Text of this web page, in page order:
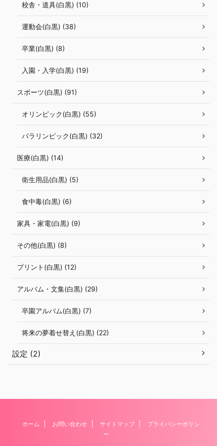
校舎・道具(白黒) (10)
運動会(白黒) (38)
卒業(白黒) (8)
入園・入学(白黒) (19)
スポーツ(白黒) (91)
オリンピック(白黒) (55)
パラリンピック(白黒) (32)
医療(白黒) (14)
衛生用品(白黒) (5)
食中毒(白黒) (6)
家具・家電(白黒) (9)
その他(白黒) (8)
プリント(白黒) (12)
アルバム・文集(白黒) (29)
卒園アルバム(白黒) (7)
将来の夢着せ替え(白黒) (22)
設定 (2)
ホーム お問い合わせ サイトマップ
プライバシーポリシ
ー